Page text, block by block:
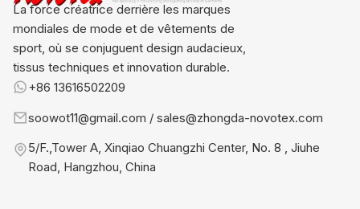
La force créatrice derrière les marques
mondiales de mode et de vêtements de
sport, où se conjuguent design audacieux,
tissus techniques et innovation durable.
+86 13616502209
soowot11@gmail.com / sales@zhongda-novotex.com
5/F.,Tower A, Xinqiao Chuangzhi Center, No. 8 , Jiuhe
Road, Hangzhou, China